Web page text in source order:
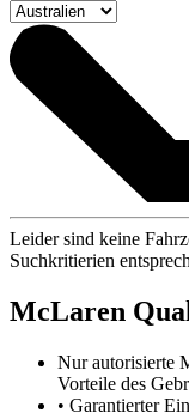
Leider sind keine
Suchkritierien
McLaren
Nur autorisierte
Vorteile des
• Garantierter